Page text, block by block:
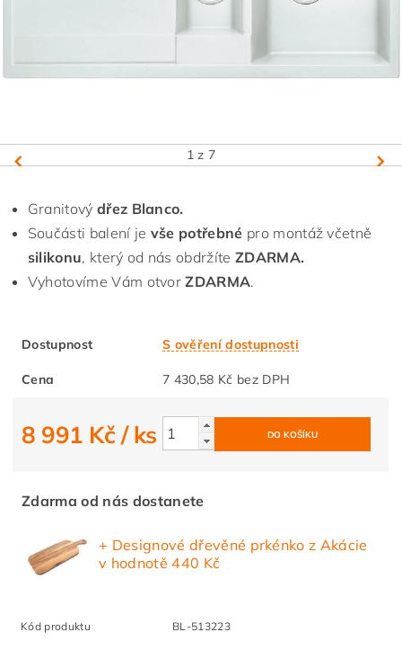
1 z 7
Granitový dřez Blanco.
Součásti balení je vše potřebné pro montáž včetně
silikonu, který od nás obdržíte ZDARMA.
Vyhotovíme Vám otvorZDARMA.
Dostupnost S ověření dostupnosti
Cena 7 430,58 Kč bez DPH
8 991 Kč/ ks
Zdarma od nás dostanete
+ Designové dřevěné prkénko z Akácie
v hodnotě 440 Kč
Kód produktu BL-513223